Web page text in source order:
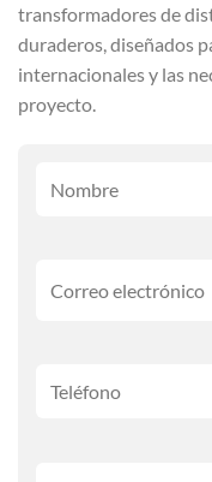
transformadores de
duraderos, diseñados
internacionales y las
proyecto.